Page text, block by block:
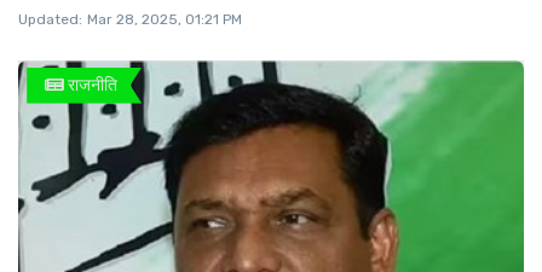
Updated: Mar 28, 2025, 01:21 PM
राजनीति